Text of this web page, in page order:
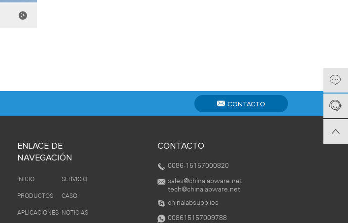
>
CONTACTO
ENLACE DE
NAVEGACIÓN
INICIO SERVICIO
PRODUCTOS CASO
APLICACIONES NOTICIAS
CONTACTO
0086-15157000820
sales@chinalabware.net‍
tech@chinalabware.net
chinalabsupplies
008615157009788